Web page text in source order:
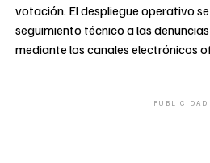
votación. El despliegue operativo
seguimiento técnico a las
mediante los canales electrónicos
PUBLICIDAD